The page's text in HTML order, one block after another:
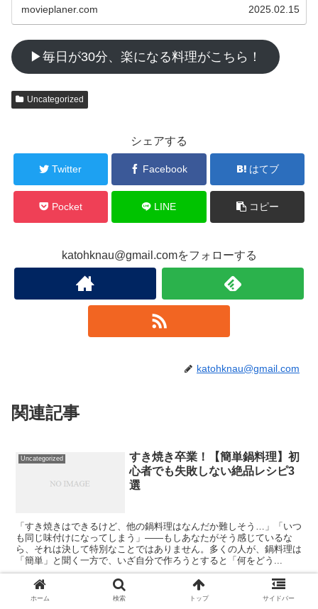
movieplaner.com 2025.02.15
▶毎日が30分、楽になる料理がこちら！
Uncategorized
シェアする
Twitter Facebook はてブ
Pocket LINE コピー
katohknau@gmail.comをフォローする
katohknau@gmail.com
関連記事
Uncategorized
すき焼き卒業！【簡単鍋料理】初
心者でも失敗しない絶品レシピ3
選
「すき焼きはできるけど、他の鍋料理はなんだか難しそう…」「いつ
も同じ味付けになってしまう」――もしあなたがそう感じているな
ら、それは決して特別なことではありません。多くの人が、鍋料理は
「簡単」と聞く一方で、いざ自分で作ろうとすると「何をどう...
素朴なのに旨い！本当に知りたい
ホーム 検索 トップ サイドバー